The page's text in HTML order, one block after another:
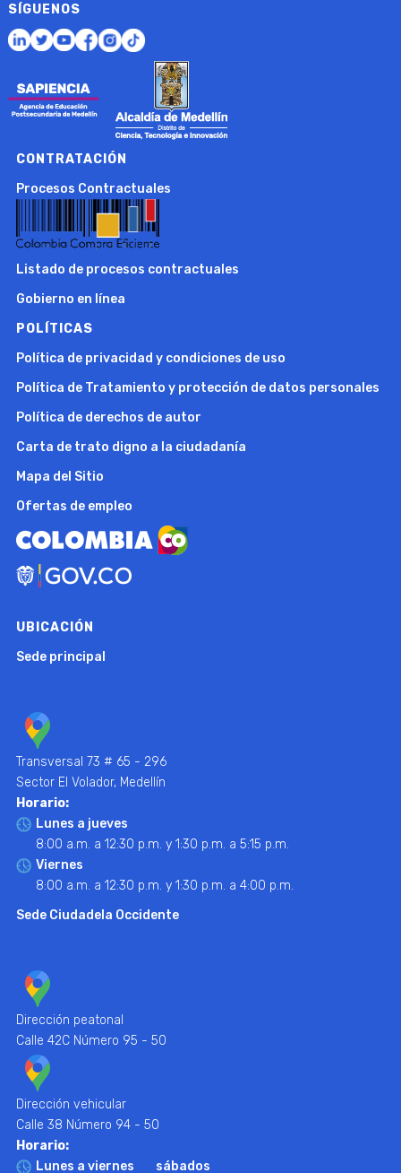
SÍGUENOS
CONTRATACIÓN
Procesos Contractuales
Listado de procesos contractuales
Gobierno en línea
POLÍTICAS
Política de privacidad y condiciones de uso
Política de Tratamiento y protección de datos personales
Política de derechos de autor
Carta de trato digno a la ciudadanía
Mapa del Sitio
Ofertas de empleo
UBICACIÓN
Sede principal
Transversal 73 # 65 - 296
Sector El Volador, Medellín
Horario:
Lunes a jueves
8:00 a.m. a 12:30 p.m. y 1:30 p.m. a 5:15 p.m.
Viernes
8:00 a.m. a 12:30 p.m. y 1:30 p.m. a 4:00 p.m.
Sede Ciudadela Occidente
Dirección peatonal
Calle 42C Número 95 - 50
Dirección vehicular
Calle 38 Número 94 - 50
Horario:
Lunes a viernes
sábados